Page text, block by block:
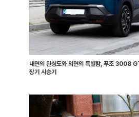
내면의 완성도와 외면의 특별함, 푸조 3008
장기 시승기